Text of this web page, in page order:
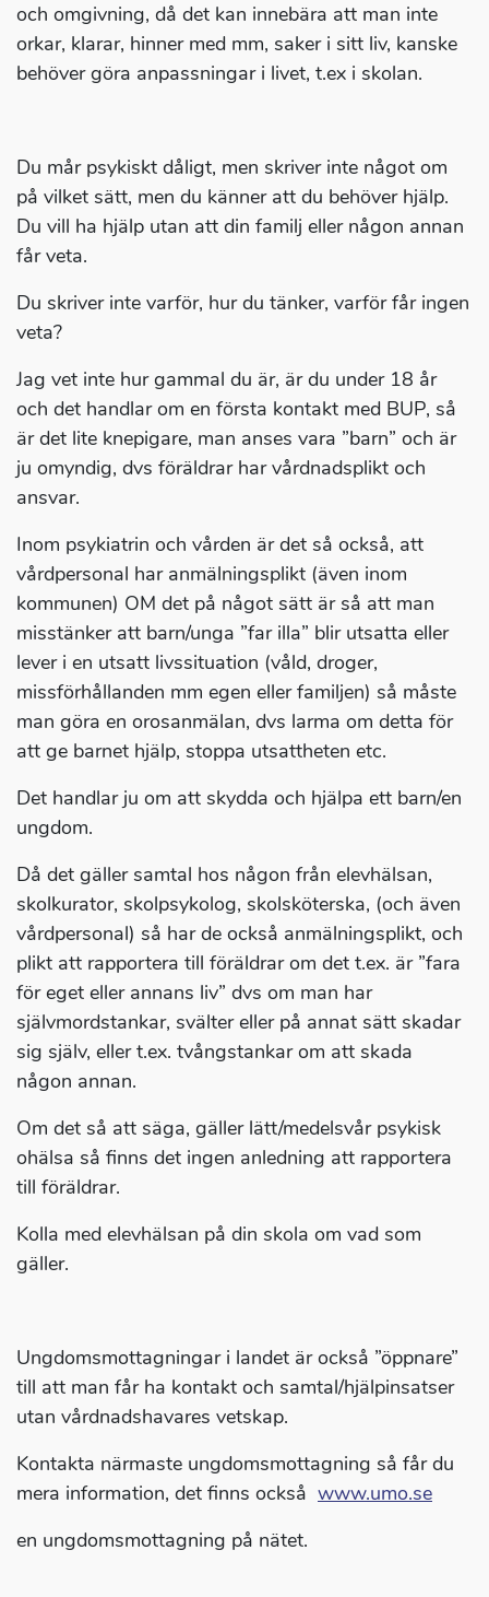
och omgivning, då det kan innebära att man inte
orkar, klarar, hinner med mm, saker i sitt liv, kanske
behöver göra anpassningar i livet, t.ex i skolan.
Du mår psykiskt dåligt, men skriver inte något om
på vilket sätt, men du känner att du behöver hjälp.
Du vill ha hjälp utan att din familj eller någon annan
får veta.
Du skriver inte varför, hur du tänker, varför får ingen
veta?
Jag vet inte hur gammal du är, är du under 18 år
och det handlar om en första kontakt med BUP, så
är det lite knepigare, man anses vara ”barn” och är
ju omyndig, dvs föräldrar har vårdnadsplikt och
ansvar.
Inom psykiatrin och vården är det så också, att
vårdpersonal har anmälningsplikt (även inom
kommunen) OM det på något sätt är så att man
misstänker att barn/unga ”far illa” blir utsatta eller
lever i en utsatt livssituation (våld, droger,
missförhållanden mm egen eller familjen) så måste
man göra en orosanmälan, dvs larma om detta för
att ge barnet hjälp, stoppa utsattheten etc.
Det handlar ju om att skydda och hjälpa ett barn/en
ungdom.
Då det gäller samtal hos någon från elevhälsan,
skolkurator, skolpsykolog, skolsköterska, (och även
vårdpersonal) så har de också anmälningsplikt, och
plikt att rapportera till föräldrar om det t.ex. är ”fara
för eget eller annans liv” dvs om man har
självmordstankar, svälter eller på annat sätt skadar
sig själv, eller t.ex. tvångstankar om att skada
någon annan.
Om det så att säga, gäller lätt/medelsvår psykisk
ohälsa så finns det ingen anledning att rapportera
till föräldrar.
Kolla med elevhälsan på din skola om vad som
gäller.
Ungdomsmottagningar i landet är också ”öppnare”
till att man får ha kontakt och samtal/hjälpinsatser
utan vårdnadshavares vetskap.
Kontakta närmaste ungdomsmottagning så får du
mera information, det finns också www.umo.se
en ungdomsmottagning på nätet.